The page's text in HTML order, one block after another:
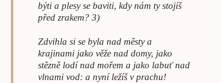
býti a plesy se baviti, kdy nám ty stojíš
před zrakem? 3)
Zdvihla si se byla nad městy a
krajinami jako věže nad domy, jako
stězně lodí nad mořem a jako labuť nad
vlnami vod: a nyní ležíš v prachu!